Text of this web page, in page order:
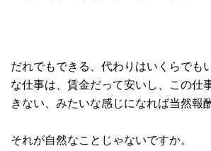
だれでもできる、代わりはいくらでも
な仕事は、賃金だって安いし、この仕
きない、みたいな感じになれば当然報
それが自然なことじゃないですか。